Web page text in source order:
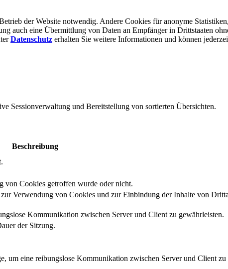
der Website notwendig. Andere Cookies für anonyme
eine Übermittlung von Daten an Empfänger in Drittstaaten
Datenschutz erhalten Sie weitere Informationen und können
Sessionverwaltung und Bereitstellung von sortierten Übersichten.
Beschreibung
von Cookies getroffen wurde oder nicht.
Verwendung von Cookies und zur Einbindung der Inhalte von
Kommunikation zwischen Server und Client zu gewährleisten.
der Sitzung.
um eine reibungslose Kommunikation zwischen Server und Client zu